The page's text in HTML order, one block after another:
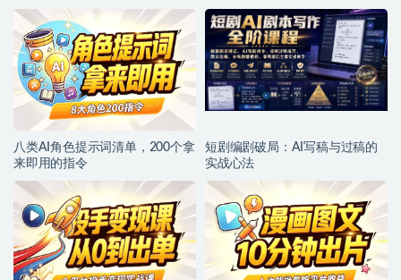
八类AI角色提示词清单，200个拿
来即用的指令
短剧编剧破局：AI写稿与过稿的
实战心法